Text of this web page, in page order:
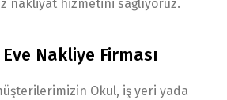
nakliyat hizmetini sağlıyoruz.
Nakliye Firması
Okul, iş yeri yada